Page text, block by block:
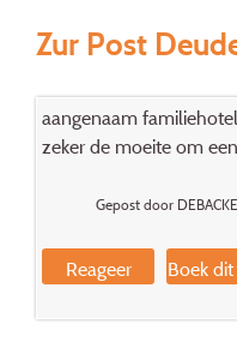
Zur Post
aangenaam
zeker de moeite om
Gepost door
Reageer Boek